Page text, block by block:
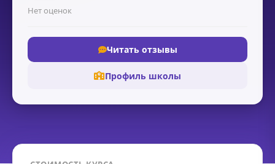
Нет оценок
Читать отзывы
Профиль школы